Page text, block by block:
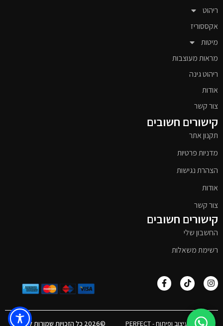
ריהוט
אקססוריז
מיטות
מראות מעוצבות
ריהוט גינה
אודות
צור קשר
קישורים חשובים
תקנון אתר
מדניות פרטיות
הצהרת נגישות
אודות
צור קשר
קישורים חשובים
החשבון שלי
רשימת משאלות
אפיון, עיצוב ופיתוח - PERFECT ©2026 כל הזכויות שמורות לטימבר